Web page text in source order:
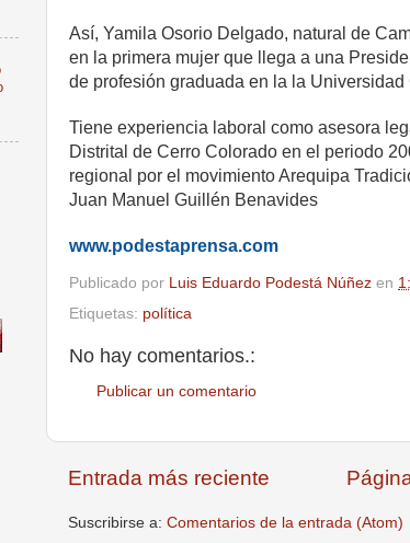
Así, Yamila Osorio Delgado, natural de
en la primera mujer que llega a una
de profesión graduada en la la
Tiene experiencia laboral como asesora
Distrital de Cerro Colorado en el periodo
regional por el movimiento Arequipa
Juan Manuel Guillén Benavides
www.podestaprensa.com
Publicado por Luis Eduardo Podestá Núñez en
Etiquetas: política
No hay comentarios.:
Publicar un comentario
Entrada más reciente
Suscribirse a: Comentarios de la entrada (Atom)